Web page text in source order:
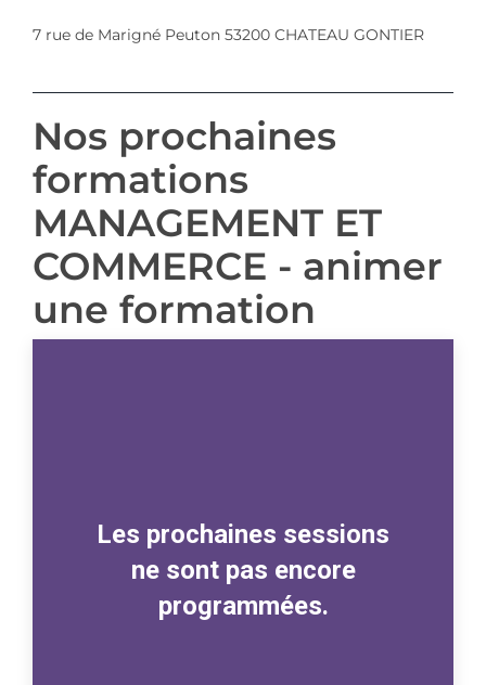
7 rue de Marigné Peuton 53200 CHATEAU GONTIER
Nos prochaines
formations
MANAGEMENT ET
COMMERCE - animer
une formation
Les prochaines sessions
ne sont pas encore
programmées.